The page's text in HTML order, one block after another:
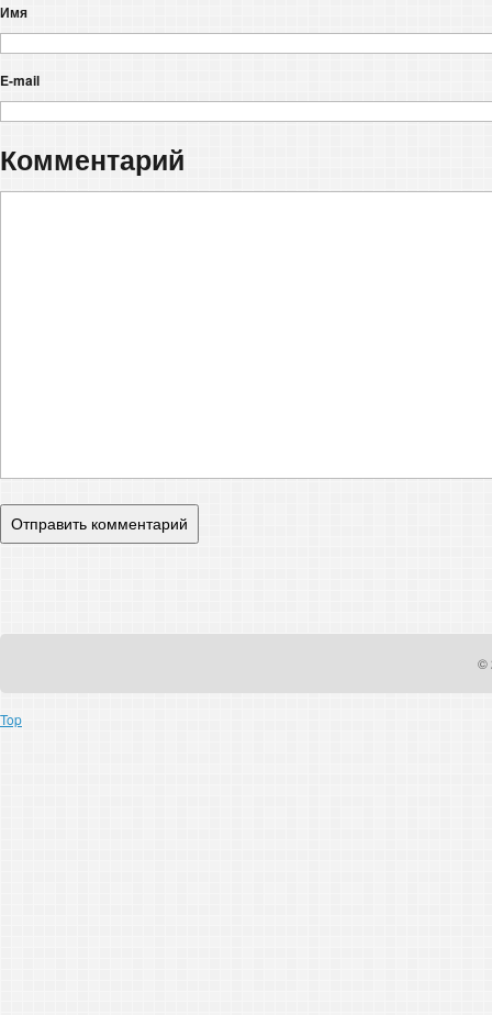
Имя
E-mail
Комментарий
©
Top